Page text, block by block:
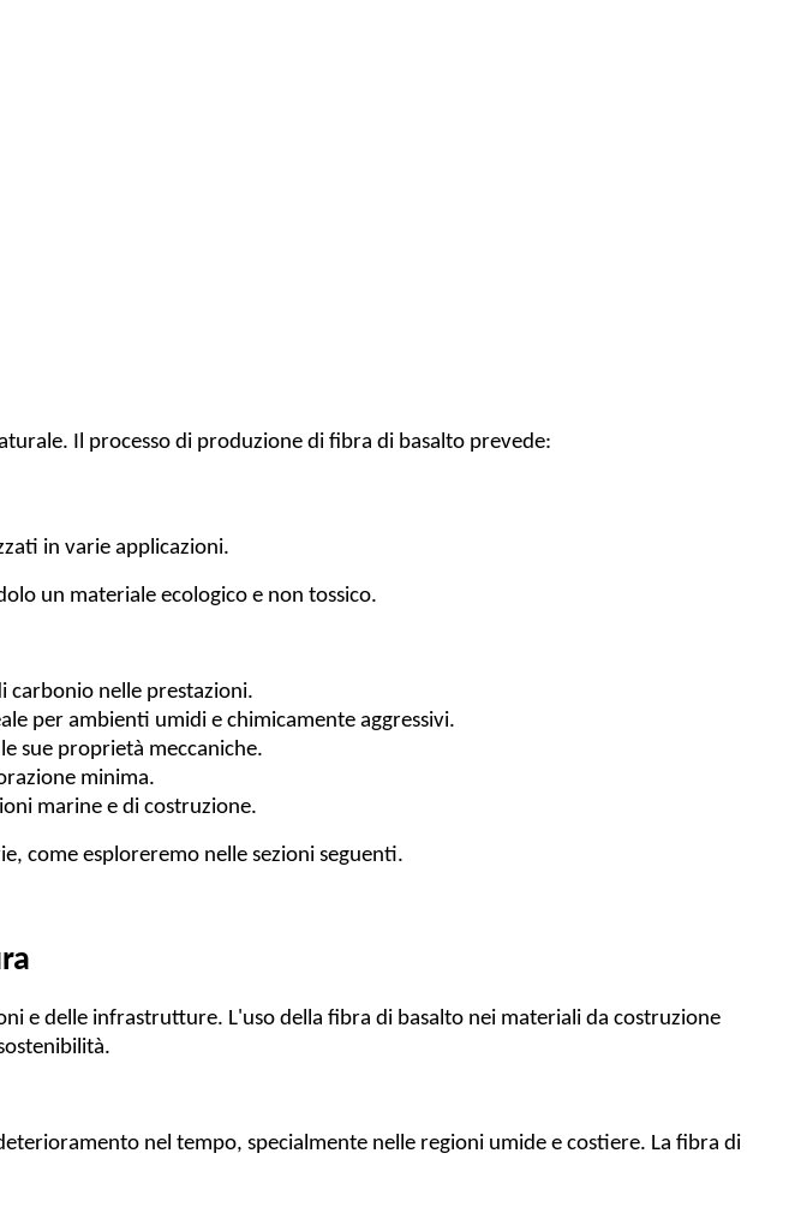
Il processo di produzione di fibra di basalto prevede:
in varie applicazioni.
un materiale ecologico e non tossico.
carbonio nelle prestazioni.
per ambienti umidi e chimicamente aggressivi.
sue proprietà meccaniche.
minima.
marine e di costruzione.
come esploreremo nelle sezioni seguenti.
e delle infrastrutture. L'uso della fibra di basalto nei materiali da costruzione
nel tempo, specialmente nelle regioni umide e costiere. La fibra di